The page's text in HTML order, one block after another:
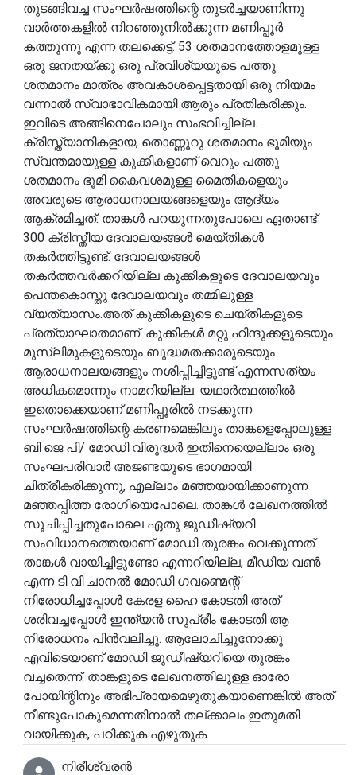
തുടങ്ങിവച്ച സംഘർഷത്തിന്റെ തുടർച്ചയാണിന്നു
വാർത്തകളിൽ നിറഞ്ഞുനിൽക്കുന്ന മണിപ്പൂർ
കത്തുന്നു എന്ന തലക്കെട്ട്. 53 ശതമാനത്തോളമുള്ള
ഒരു ജനതയ്ക്കു ഒരു പ്രവിശ്യയുടെ പത്തു
ശതമാനം മാത്രം അവകാശപ്പെട്ടതായി ഒരു നിയമം
വന്നാൽ സ്വാഭാവികമായി ആരും പ്രതികരിക്കും.
ഇവിടെ അങ്ങിനെപോലും സംഭവിച്ചില്ല.
ക്രിസ്ത്യാനികളായ, തൊണ്ണൂറു ശതമാനം ഭൂമിയും
സ്വന്തമായുള്ള കുക്കികളാണ് വെറും പത്തു
ശതമാനം ഭൂമി കൈവശമുള്ള മൈതികളെയും
അവരുടെ ആരാധനാലയങ്ങളെയും ആദ്യം
ആക്രമിച്ചത്. താങ്കൾ പറയുന്നതുപോലെ ഏതാണ്ട്
300 ക്രിസ്തീയ ദേവാലയങ്ങൾ മെയ്തികൾ
തകർത്തിട്ടുണ്ട്. ദേവാലയങ്ങൾ
തകർത്തവർക്കറിയില്ല കുക്കികളുടെ ദേവാലയവും
പെന്തകൊസ്തു ദേവാലയവും തമ്മിലുള്ള
വ്യത്യാസം.അത് കുക്കികളുടെ ചെയ്തികളുടെ
പ്രത്യാഘാതമാണ്. കുക്കികൾ മറ്റു ഹിന്ദുക്കളുടെയും
മുസ്ലിമുകളുടെയും ബുദ്ധമതക്കാരുടെയും
ആരാധനാലയങ്ങളും നശിപ്പിച്ചിട്ടുണ്ട് എന്നസത്യം
അധികമൊന്നും നാമറിയില്ല. യഥാർത്ഥത്തിൽ
ഇതൊക്കെയാണ് മണിപ്പൂരിൽ നടക്കുന്ന
സംഘർഷത്തിന്റെ കരണമെങ്കിലും താങ്കളെപ്പോലുള്ള
ബി ജെ പി/ മോഡി വിരുദ്ധർ ഇതിനെയെല്ലാം ഒരു
സംഘപരിവാർ അജണ്ടയുടെ ഭാഗമായി
ചിത്രീകരിക്കുന്നു, എല്ലാം മഞ്ഞയായിക്കാണുന്ന
മഞ്ഞപ്പിത്ത രോഗിയെപോലെ. താങ്കൾ ലേഖനത്തിൽ
സൂചിപ്പിച്ചതുപോലെ ഏതു ജുഡീഷ്യറി
സംവിധാനത്തെയാണ് മോഡി തുരങ്കം വെക്കുന്നത്.
താങ്കൾ വായിച്ചിട്ടുണ്ടോ എന്നറിയില്ല, മീഡിയ വൺ
എന്ന ടി വി ചാനൽ മോഡി ഗവണ്മെന്റ്
നിരോധിച്ചപ്പോൾ കേരള ഹൈ കോടതി അത്
ശരിവച്ചപ്പോൾ ഇന്ത്യൻ സുപ്രീം കോടതി ആ
നിരോധനം പിൻവലിച്ചു. ആലോചിച്ചുനോക്കൂ
എവിടെയാണ് മോഡി ജുഡീഷ്യറിയെ തുരങ്കം
വച്ചതെന്ന്. താങ്കളുടെ ലേഖനത്തിലുള്ള ഓരോ
പോയിന്റിനും അഭിപ്രായമെഴുതുകയാണെങ്കിൽ അത്
നീണ്ടുപോകുമെന്നതിനാൽ തല്ക്കാലം ഇതുമതി.
വായിക്കുക, പഠിക്കുക എഴുതുക.
നിരീശ്വരൻ